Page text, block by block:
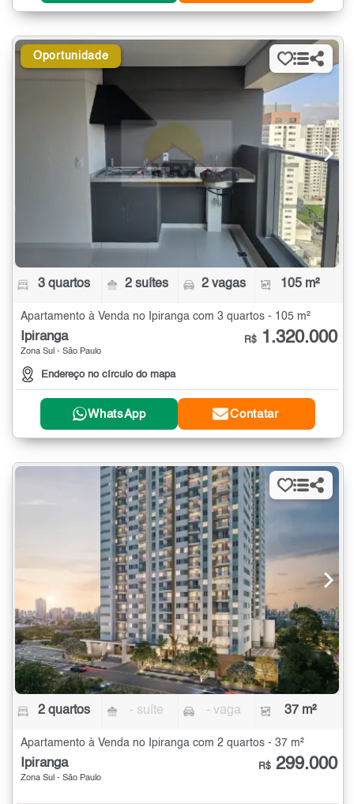
Oportunidade
3 quartos 2 suítes 2 vagas 105 m²
Apartamento à Venda no Ipiranga com 3 quartos - 105 m²
Ipiranga
Zona Sul - São Paulo
Endereço no círculo do mapa
R$ 1.320.000
WhatsApp Contatar
2 quartos - suíte - vaga 37 m²
Apartamento à Venda no Ipiranga com 2 quartos - 37 m²
Ipiranga
Zona Sul - São Paulo
R$ 299.000